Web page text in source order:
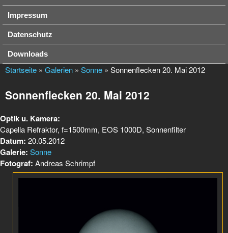
Impressum
Datenschutz
Downloads
Startseite » Galerien » Sonne » Sonnenflecken 20. Mai 2012
Sonnenflecken 20. Mai 2012
Optik u. Kamera:
Capella Refraktor, f=1500mm, EOS 1000D, Sonnenfilter
Datum: 20.05.2012
Galerie: Sonne
Fotograf: Andreas Schrimpf